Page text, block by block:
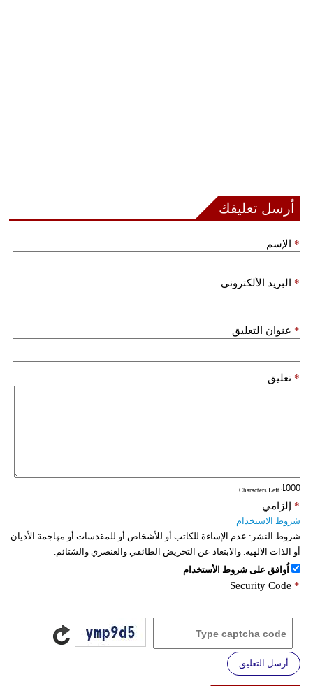
أرسل تعليقك
الإسم *
البريد الألكتروني *
عنوان التعليق *
تعليق *
: Characters Left
إلزامي *
شروط الاستخدام
شروط النشر: عدم الإساءة للكاتب أو للأشخاص أو للمقدسات أو مهاجمة الأديان
أو الذات الالهية. والابتعاد عن التحريض الطائفي والعنصري والشتائم.
اُوافق على شروط الأستخدام
Security Code *
أرسل التعليق